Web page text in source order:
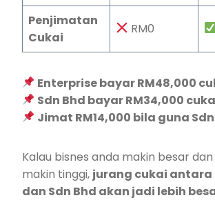
Penjimatan
Cukai
RM0
Enterprise bayar RM48,000
Sdn Bhd bayar RM34,000
Jimat RM14,000 bila guna
Kalau bisnes anda makin besar
makin tinggi, jurang cukai antara
dan Sdn Bhd akan jadi lebih